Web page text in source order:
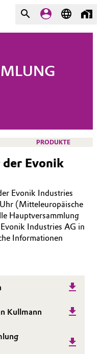
PRODUKTE
Evonik
Evonik Industries
(Mitteleuropäische
Hauptversammlung
Industries AG in
Informationen
Kullmann